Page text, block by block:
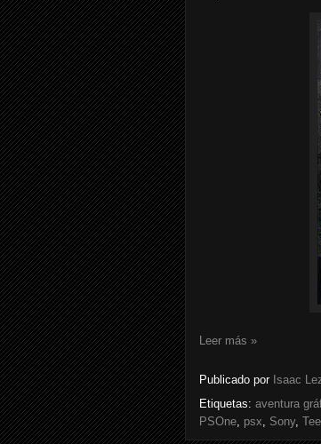
Leer más »
Publicado por Isaac
Etiquetas: aventura
PSOne psx Sony,